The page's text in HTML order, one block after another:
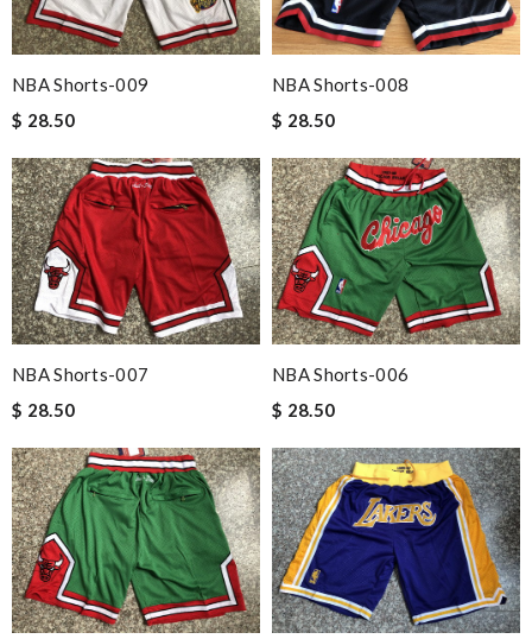
NBA Shorts-009
$ 28.50
NBA Shorts-008
$ 28.50
NBA Shorts-007
$ 28.50
NBA Shorts-006
$ 28.50